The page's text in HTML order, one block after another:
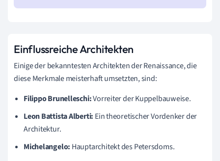
Einflussreiche Architekten
Einige der bekanntesten Architekten der Renaissance, die
diese Merkmale meisterhaft umsetzten, sind:
Filippo Brunelleschi:Vorreiter der Kuppelbauweise.
Leon Battista Alberti: Ein theoretischer Vordenker der
Architektur.
Michelangelo: Hauptarchitekt des Petersdoms.